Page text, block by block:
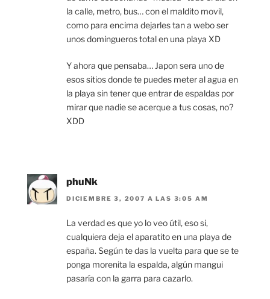
la calle, metro, bus… con el maldito movil,
como para encima dejarles tan a webo ser
unos domingueros total en una playa XD
Y ahora que pensaba… Japon sera uno de
esos sitios donde te puedes meter al agua en
la playa sin tener que entrar de espaldas por
mirar que nadie se acerque a tus cosas, no?
XDD
phuNk
DICIEMBRE 3, 2007 A LAS 3:05 AM
La verdad es que yo lo veo útil, eso si,
cualquiera deja el aparatito en una playa de
españa. Según te das la vuelta para que se te
ponga morenita la espalda, algún mangui
pasaría con la garra para cazarlo.